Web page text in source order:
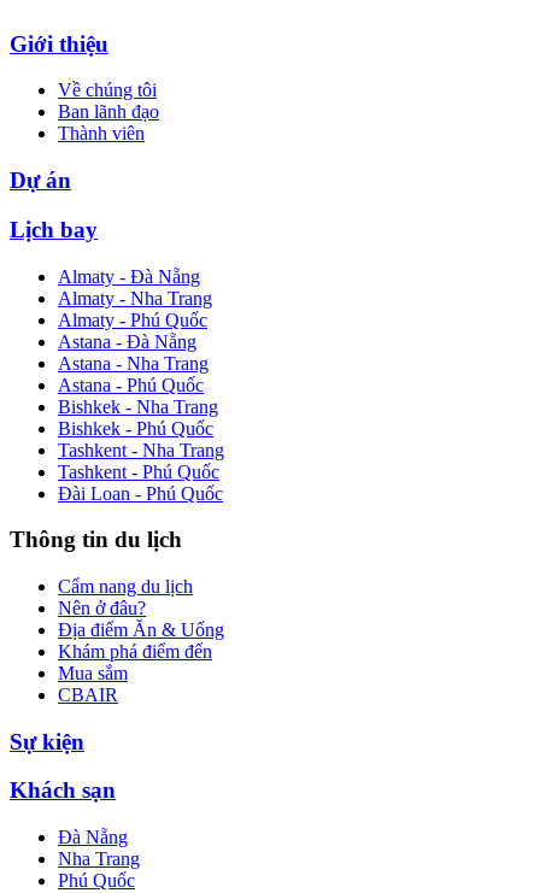
Giới thiệu
Về chúng tôi
Ban lãnh đạo
Thành viên
Dự án
Lịch bay
Almaty - Đà Nẵng
Almaty - Nha Trang
Almaty - Phú Quốc
Astana - Đà Nẵng
Astana - Nha Trang
Astana - Phú Quốc
Bishkek - Nha Trang
Bishkek - Phú Quốc
Tashkent - Nha Trang
Tashkent - Phú Quốc
Đài Loan - Phú Quốc
Thông tin du lịch
Cẩm nang du lịch
Nên ở đâu?
Địa điểm Ăn & Uống
Khám phá điểm đến
Mua sắm
CBAIR
Sự kiện
Khách sạn
Đà Nẵng
Nha Trang
Phú Quốc